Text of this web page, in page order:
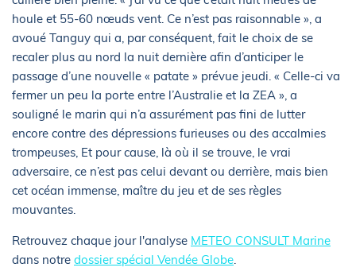
houle et 55-60 nœuds vent. Ce n’est pas raisonnable », a
avoué Tanguy qui a, par conséquent, fait le choix de se
recaler plus au nord la nuit dernière afin d’anticiper le
passage d’une nouvelle « patate » prévue jeudi. « Celle-ci va
fermer un peu la porte entre l’Australie et la ZEA », a
souligné le marin qui n’a assurément pas fini de lutter
encore contre des dépressions furieuses ou des accalmies
trompeuses, Et pour cause, là où il se trouve, le vrai
adversaire, ce n’est pas celui devant ou derrière, mais bien
cet océan immense, maître du jeu et de ses règles
mouvantes.
Retrouvez chaque jour l'analyse METEO CONSULT Marine
dans notre dossier spécial Vendée Globe